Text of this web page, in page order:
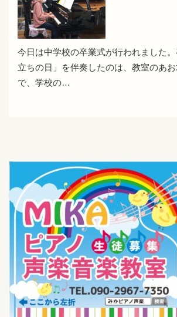
今日は中学校の卒業式が行われました
立ちの日」を伴奏したのは、教室のあ
で、学校の…